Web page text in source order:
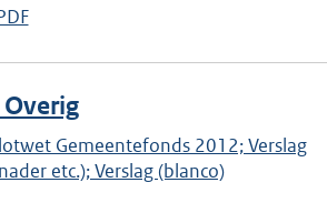
Gemeentefonds 2012; Verslag
etc.); Verslag (blanco)